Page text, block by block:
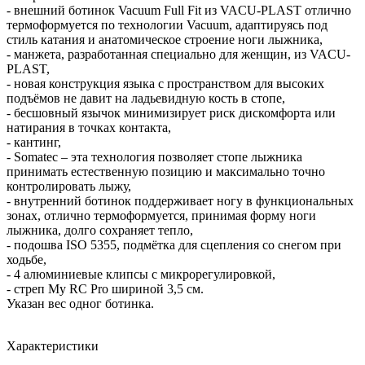
- внешний ботинок Vacuum Full Fit из VACU-PLAST отлично
термоформуется по технологии Vacuum, адаптируясь под
стиль катания и анатомическое строение ноги лыжника,
- манжета, разработанная специально для женщин, из VACU-
PLAST,
- новая конструкция языка с пространством для высоких
подъёмов не давит на ладьевидную кость в стопе,
- бесшовный язычок минимизирует риск дискомфорта или
натирания в точках контакта,
- кантинг,
- Somatec – эта технология позволяет стопе лыжника
принимать естественную позицию и максимально точно
контролировать лыжу,
- внутренний ботинок поддерживает ногу в функциональных
зонах, отлично термоформуется, принимая форму ноги
лыжника, долго сохраняет тепло,
- подошва ISO 5355, подмётка для сцепления со снегом при
ходьбе,
- 4 алюминиевые клипсы с микрорегулировкой,
- стреп My RC Pro шириной 3,5 см.
Указан вес одног ботинка.
Характеристики